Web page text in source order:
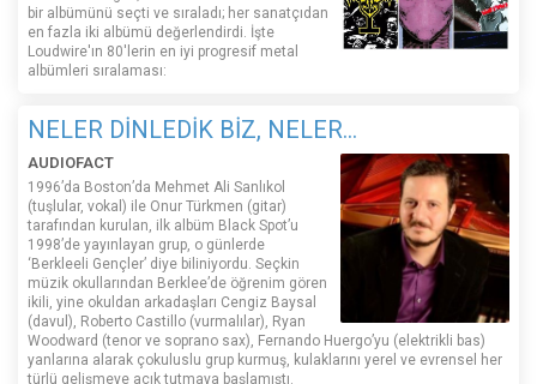
bir albümünü seçti ve sıraladı; her sanatçıdan
en fazla iki albümü değerlendirdi. İşte
Loudwire'ın 80'lerin en iyi progresif metal
albümleri sıralaması:
NELER DİNLEDİK BİZ, NELER...
AUDIOFACT
1996’da Boston’da Mehmet Ali Sanlıkol
(tuşlular, vokal) ile Onur Türkmen (gitar)
tarafından kurulan, ilk albüm Black Spot’u
1998’de yayınlayan grup, o günlerde
‘Berkleeli Gençler’ diye biliniyordu. Seçkin
müzik okullarından Berklee’de öğrenim gören
ikili, yine okuldan arkadaşları Cengiz Baysal
(davul), Roberto Castillo (vurmalılar), Ryan
Woodward (tenor ve soprano sax), Fernando Huergo’yu (elektrikli bas)
yanlarına alarak çokuluslu grup kurmuş, kulaklarını yerel ve evrensel her
türlü gelişmeye açık tutmaya başlamıştı.